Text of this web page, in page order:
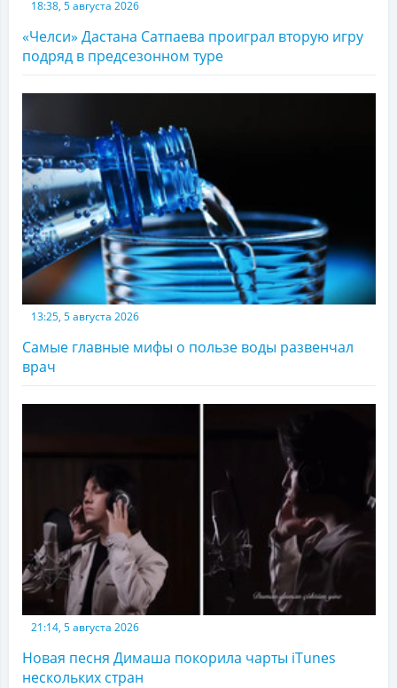
18:38, 5 августа 2026
«Челси» Дастана Сатпаева проиграл вторую игру
подряд в предсезонном туре
13:25, 5 августа 2026
Самые главные мифы о пользе воды развенчал
врач
21:14, 5 августа 2026
Новая песня Димаша покорила чарты iTunes
нескольких стран